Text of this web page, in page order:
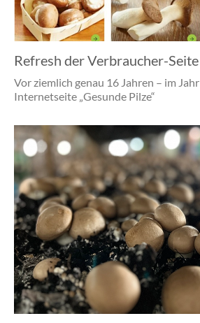
Refresh der Verbraucher-Seite
Vor ziemlich genau 16 Jahren – im
Internetseite „Gesunde Pilze“